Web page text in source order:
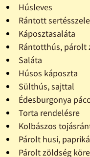
Húsleves
Rántott
Káposztasaláta
Rántotthús, párolt
Saláta
Húsos káposzta
Sülthús, sajttal
Édesburgonya
Torta rendelésre
Kolbászos
Párolt husi,
Párolt zöldség